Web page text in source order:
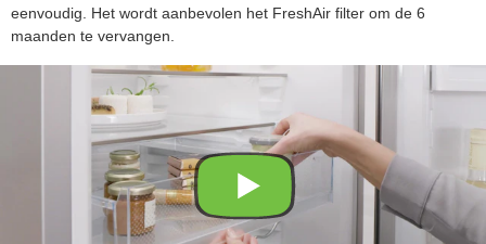
eenvoudig. Het wordt aanbevolen het FreshAir filter om de 6
maanden te vervangen.